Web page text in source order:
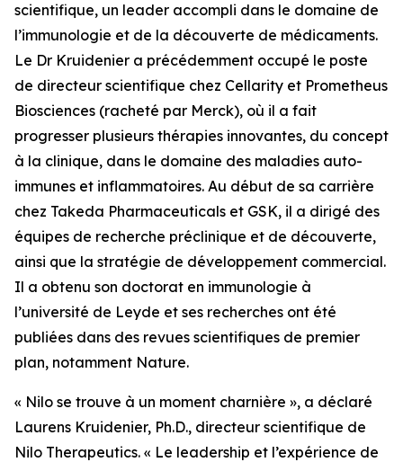
scientifique, un leader accompli dans le domaine de
l’immunologie et de la découverte de médicaments.
Le Dr Kruidenier a précédemment occupé le poste
de directeur scientifique chez Cellarity et Prometheus
Biosciences (racheté par Merck), où il a fait
progresser plusieurs thérapies innovantes, du concept
à la clinique, dans le domaine des maladies auto-
immunes et inflammatoires. Au début de sa carrière
chez Takeda Pharmaceuticals et GSK, il a dirigé des
équipes de recherche préclinique et de découverte,
ainsi que la stratégie de développement commercial.
Il a obtenu son doctorat en immunologie à
l’université de Leyde et ses recherches ont été
publiées dans des revues scientifiques de premier
plan, notamment Nature.
« Nilo se trouve à un moment charnière », a déclaré
Laurens Kruidenier, Ph.D., directeur scientifique de
Nilo Therapeutics. « Le leadership et l’expérience de